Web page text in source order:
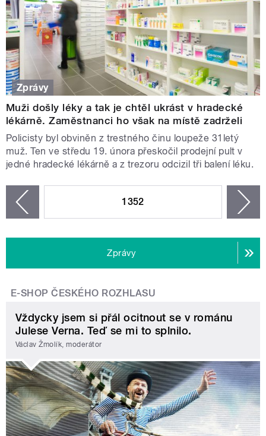
Zprávy
Muži došly léky a tak je chtěl ukrást v hradecké
lékárně. Zaměstnanci ho však na místě zadrželi
Policisty byl obviněn z trestného činu loupeže 31letý
muž. Ten ve středu 19. února přeskočil prodejní pult v
jedné hradecké lékárně a z trezoru odcizil tři balení léku.
1352
Zprávy
E-SHOP ČESKÉHO ROZHLASU
Vždycky jsem si přál ocitnout se v románu
Julese Verna. Teď se mi to splnilo.
Václav Žmolík, moderátor